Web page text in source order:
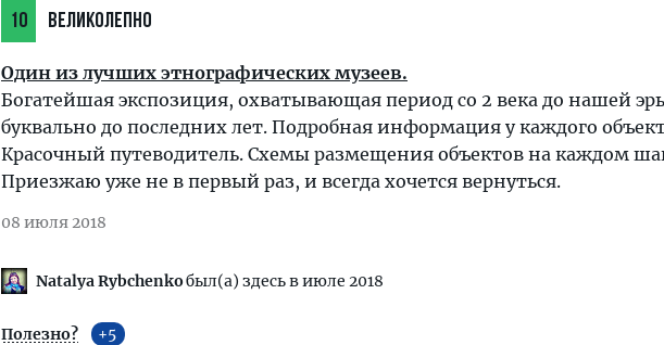
10 ВЕЛИКОЛЕПНО
Один из лучших этнографических музеев.
Богатейшая экспозиция, охватывающая период со 2 века до нашей
буквально до последних лет. Подробная информация у каждого
Красочный путеводитель. Схемы размещения объектов на каждом
Приезжаю уже не в первый раз, и всегда хочется вернуться.
08 июля 2018
Natalya Rybchenkoбыл(а) здесь в июле 2018
Полезно? 5